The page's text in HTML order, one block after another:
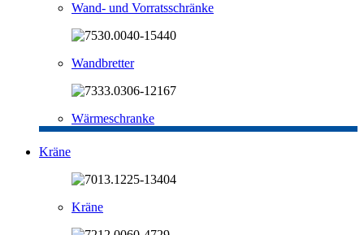
Wand- und Vorratsschränke
Wandbretter
Wärmeschranke
Kräne
Kräne